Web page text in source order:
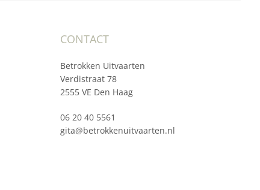
CONTACT
Betrokken Uitvaarten
Verdistraat 78
2555 VE Den Haag
06 20 40 5561
gita@betrokkenuitvaarten.nl